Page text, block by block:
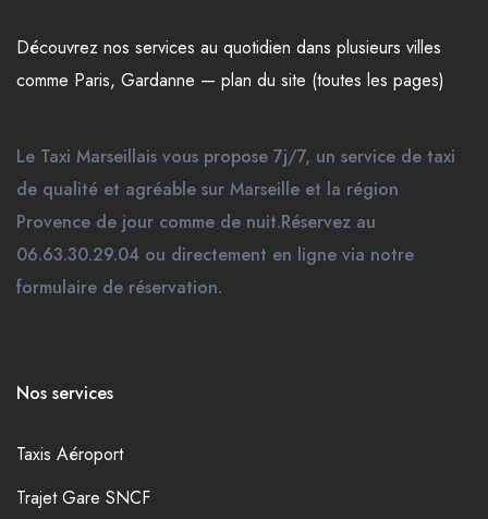
Découvrez nos services au quotidien dans plusieurs villes
comme Paris, Gardanne — plan du site (toutes les pages)
Le Taxi Marseillais vous propose 7j/7, un service de taxi
de qualité et agréable sur Marseille et la région
Provence de jour comme de nuit.Réservez au
06.63.30.29.04 ou directement en ligne via notre
formulaire de réservation.
Nos services
Taxis Aéroport
Trajet Gare SNCF